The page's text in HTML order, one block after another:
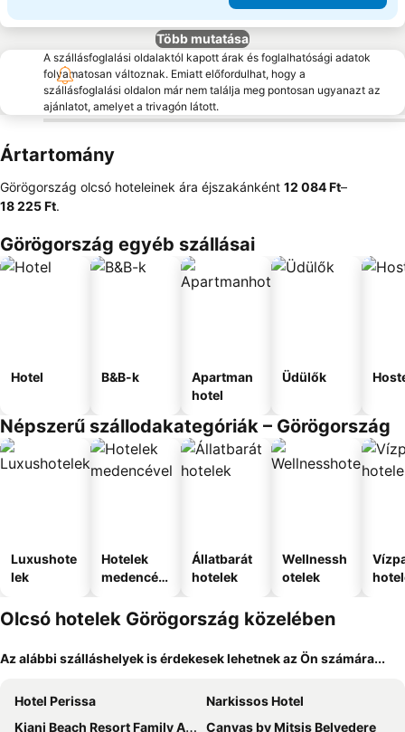
Több mutatása
A szállásfoglalási oldalaktól kapott árak és foglalhatósági adatok
folyamatosan változnak. Emiatt előfordulhat, hogy a
szállásfoglalási oldalon már nem találja meg pontosan ugyanazt az
ajánlatot, amelyet a trivagón látott.
Ártartomány
Görögország olcsó hoteleinek ára éjszakánként ‎12 084 Ft–
18 225 Ft.
Görögország egyéb szállásai
Hotel B&B-k
Apartman
hotel
Üdülők
Népszerű szállodakategóriák – Görögország
Luxushote
lek
Hotelek
medencév
Állatbarát
hotelek
Wellnessh
otelek
Olcsó hotelek Görögország közelében
Az alábbi szálláshelyek is érdekesek lehetnek az Ön számára...
Hotel Perissa
Narkissos Hotel
Kiani Beach Resort Family All-Inclusive
Canvas by Mitsis Belvedere